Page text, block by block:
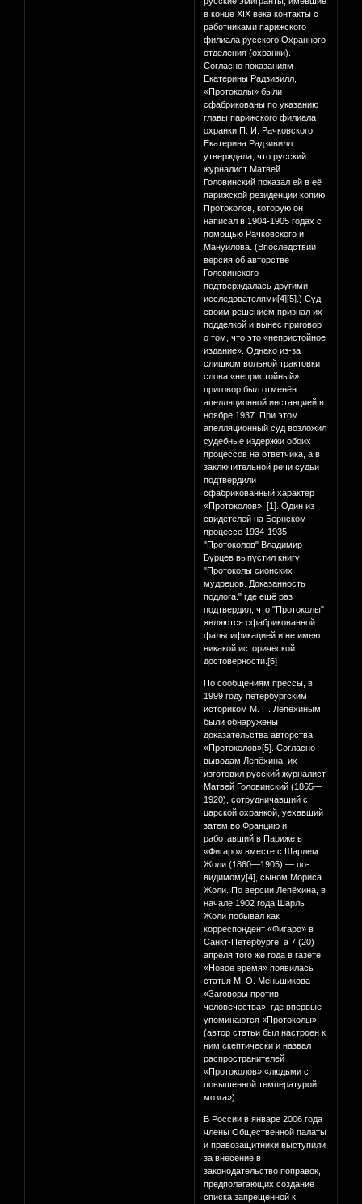
в конце XIX века контакты с
работниками парижского
филиала русского Охранного
отделения (охранки).
Согласно показаниям
Екатерины Радзивилл,
«Протоколы» были
сфабрикованы по указанию
главы парижского филиала
охранки П. И. Рачковского.
Екатерина Радзивилл
утверждала, что русский
журналист Матвей
Головинский показал ей в её
парижской резиденции копию
Протоколов, которую он
написал в 1904-1905 годах с
помощью Рачковского и
Мануилова. (Впоследствии
версия об авторстве
Головинского
подтверждалась другими
исследователями[4][5].) Суд
своим решением признал их
подделкой и вынес приговор
о том, что это «непристойное
издание». Однако из-за
слишком вольной трактовки
слова «непристойный»
приговор был отменён
апелляционной инстанцией в
ноябре 1937. При этом
апелляционный суд возложил
судебные издержки обоих
процессов на ответчика, а в
заключительной речи судьи
подтвердили
сфабрикованный характер
«Протоколов». [1]. Один из
свидетелей на Бернском
процессе 1934-1935
"Протоколов" Владимир
Бурцев выпустил книгу
"Протоколы сионских
мудрецов. Доказанность
подлога." где ещё раз
подтвердил, что "Протоколы"
являются сфабрикованной
фальсификацией и не имеют
никакой исторической
достоверности.[6]
По сообщениям прессы, в
1999 году петербургским
историком М. П. Лепёхиным
были обнаружены
доказательства авторства
«Протоколов»[5]. Согласно
выводам Лепёхина, их
изготовил русский журналист
Матвей Головинский (1865—
1920), сотрудничавший с
царской охранкой, уехавший
затем во Францию и
работавший в Париже в
«Фигаро» вместе с Шарлем
Жоли (1860—1905) — по-
видимому[4], сыном Мориса
Жоли. По версии Лепёхина, в
начале 1902 года Шарль
Жоли побывал как
корреспондент «Фигаро» в
Санкт-Петербурге, а 7 (20)
апреля того же года в газете
«Новое время» появилась
статья М. О. Меньшикова
«Заговоры против
человечества», где впервые
упоминаются «Протоколы»
(автор статьи был настроен к
ним скептически и назвал
распространителей
«Протоколов» «людьми с
повышенной температурой
мозга»).
В России в январе 2006 года
члены Общественной палаты
и правозащитники выступили
за внесение в
законодательство поправок,
предполагающих создание
списка запрещенной к